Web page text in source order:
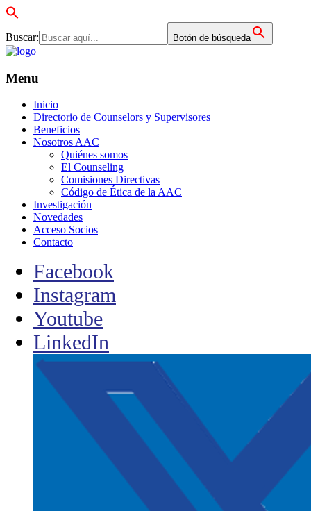
Buscar: Botón de búsqueda
Menu
Inicio
Directorio de Counselors y Supervisores
Beneficios
Nosotros AAC
Quiénes somos
El Counseling
Comisiones Directivas
Código de Ética de la AAC
Investigación
Novedades
Acceso Socios
Contacto
Facebook
Instagram
Youtube
LinkedIn